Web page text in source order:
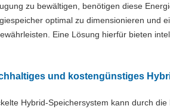
zu bewältigen, benötigen diese
optimal zu dimensionieren und
Eine Lösung hierfür bieten
und kostengünstiges
Hybrid-Speichersystem kann durch